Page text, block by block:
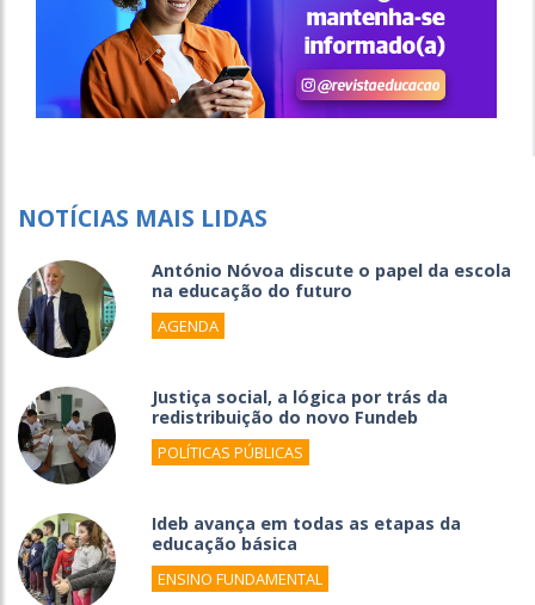
NOTÍCIAS MAIS LIDAS
António Nóvoa discute o papel da escola
na educação do futuro
AGENDA
Justiça social, a lógica por trás da
redistribuição do novo Fundeb
POLÍTICAS PÚBLICAS
Ideb avança em todas as etapas da
educação básica
ENSINO FUNDAMENTAL